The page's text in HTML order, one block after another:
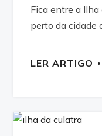
Fica entre a Ilha
perto da cidade
LER ARTIGO